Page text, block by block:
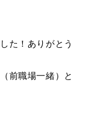
た！ありがとう
前職場一緒）と